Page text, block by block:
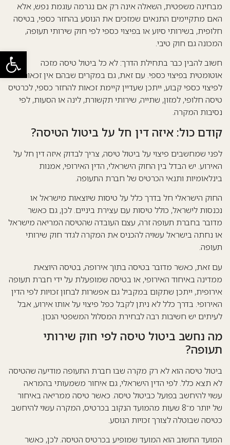
פתח
מבחינה משפטית, השאלה אינה רק אם נגרמה עוגמת נפש, אלא
האם מתקיימים התנאים שמזכים את הנוסע בהחזר כספי, בטיסה
חלופית, בשירותי סיוע או בפיצוי כספי לפי חוק שירותי תעופה,
המכונה גם חוק טיבי.
חשוב להבין כבר בתחילת הדרך: לא כל ביטול טיסה מזכה
אוטומטית בפיצוי כספי. עם זאת, גם במקרים שבהם אין זכאות
לפיצוי כספי קבוע, ייתכן שעדיין קיימת זכאות להחזר כספי, לכרטיס
טיסה חלופי, למזון, שתייה, שירותי תקשורת, לינה או הסעות, לפי
נסיבות המקרה.
קודם כול: איזה דין חל על ביטול הטיסה?
לפני שמחשבים פיצוי על ביטול טיסה, צריך לבדוק איזה דין חל על
האירוע. יש הבדל בין החוק הישראלי, הדין האירופי, אמנות
בינלאומיות ותנאי הכרטיס של חברת התעופה.
החוק הישראלי חל בדרך כלל על טיסות שיוצאות מישראל או
נכנסות לישראל, כולל טיסות עם עצירת ביניים. לכן, גם כאשר
מדובר בחברת תעופה זרה, עצם העובדה שהטיסה המריאה מישראל
או נחתה בישראל עשויה להכניס את המקרה לגדר חוק שירותי
תעופה.
עם זאת, כאשר מדובר בטיסה בתוך אירופה, בטיסה היוצאת
ממדינה באיחוד האירופי, או בטיסה שמופעלת על ידי חברת תעופה
אירופית, ייתכן שתקום במקביל גם אפשרות לבחון זכויות לפי הדין
האירופי. בדרך כלל לא ניתן לקבל כפל פיצוי על אותו אירוע, אבל
לעיתים יש חשיבות רבה לבחירת המסלול המשפטי הנכון.
מה נחשב ביטול טיסה לפי חוק שירותי
תעופה?
ביטול טיסה הוא לא רק מקרה שבו חברת התעופה מודיעה שהטיסה
לא תצא כלל. לפי הדין הישראלי, גם איחור משמעותי בהמראה
עשוי להיחשב בפועל כביטול טיסה. כאשר טיסה ממריאה באיחור
של יותר מ־8 שעות מהמועד הנקוב בכרטיס, המקרה עשוי להיחשב
כטיסה שבוטלה לצורך זכויות הנוסע.
המועד החשוב הוא המועד שמופיע בכרטיס הטיסה. לכן, כאשר